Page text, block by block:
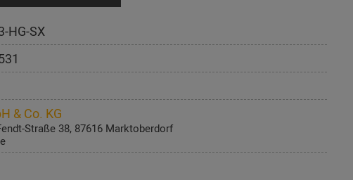
HG-SX
& Co. KG
Straße 38, 87616 Marktoberdorf